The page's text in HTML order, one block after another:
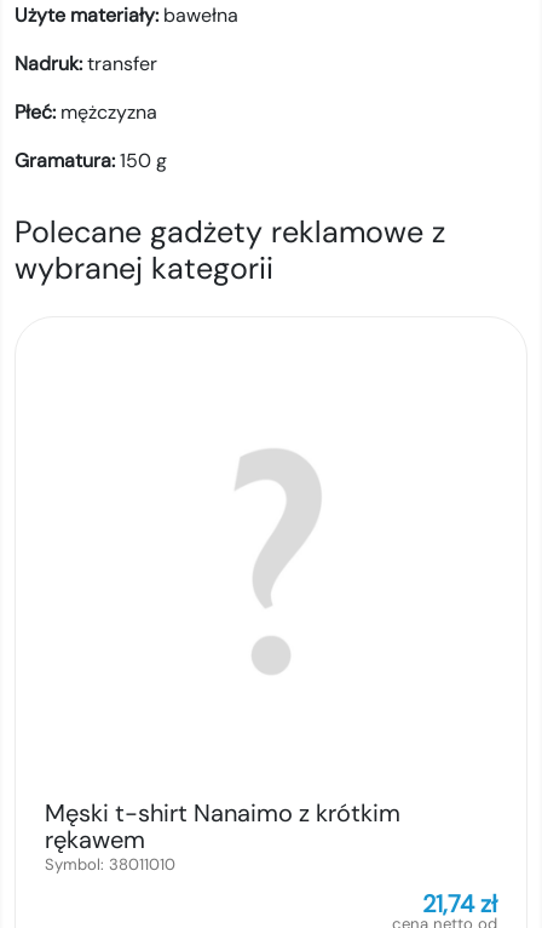
Użyte materiały: bawełna
Nadruk:transfer
Płeć: mężczyzna
Gramatura:150g
Polecane gadżety reklamowe z
wybranej kategorii
Męski t-shirt Nanaimo z krótkim
rękawem
Symbol: 38011010
21,74zł
cena netto od